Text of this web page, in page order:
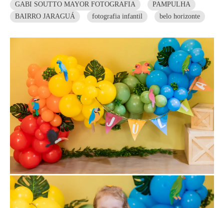
GABI SOUTTO MAYOR FOTOGRAFIA
PAMPULHA
BAIRRO JARAGUÁ
fotografia infantil belo horizonte